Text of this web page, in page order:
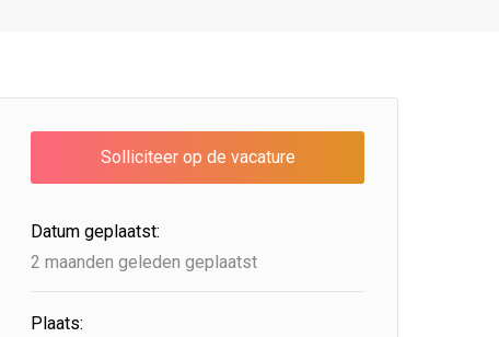
Datum geplaatst:
2 maanden geleden geplaatst
Plaats: